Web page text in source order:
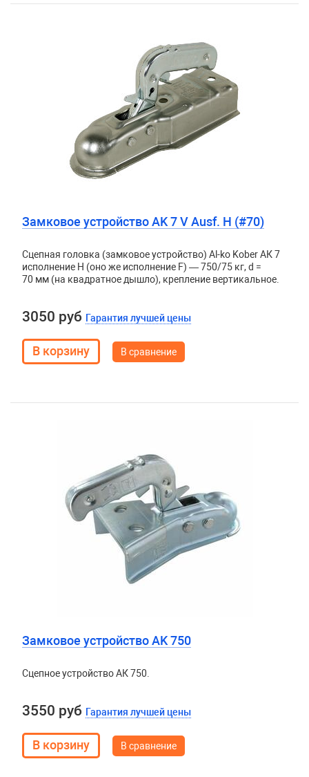
Замковое устройство AK 7 V Ausf. H (#70)
Сцепная головка (замковое устройство) Al-ko Kober АК 7
исполнение H (оно же исполнение F) — 750/75 кг, d =
70 мм (на квадратное дышло), крепление вертикальное.
3050 руб Гарантия лучшей цены
В сравнение
Замковое устройство AK 750
Сцепное устройство АК 750.
3550 руб Гарантия лучшей цены
В сравнение